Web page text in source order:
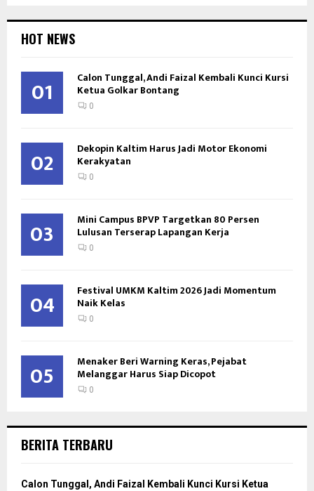
HOT NEWS
01 Calon Tunggal, Andi Faizal Kembali Kunci Kursi
Ketua Golkar Bontang
0
02 Dekopin Kaltim Harus Jadi Motor Ekonomi
Kerakyatan
0
03 Mini Campus BPVP Targetkan 80 Persen
Lulusan Terserap Lapangan Kerja
0
04 Festival UMKM Kaltim 2026 Jadi Momentum
Naik Kelas
0
05 Menaker Beri Warning Keras, Pejabat
Melanggar Harus Siap Dicopot
0
BERITA TERBARU
Calon Tunggal, Andi Faizal Kembali Kunci Kursi Ketua